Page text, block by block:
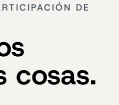
DE
cosas.